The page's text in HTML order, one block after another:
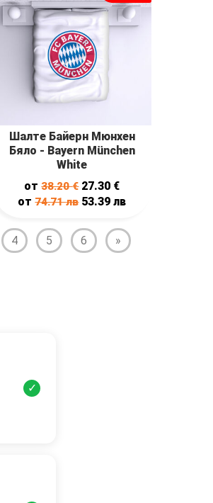
Шалте Байерн Мюнхен
Бяло - Bayern München
White
от38.20€ 27.30 €
от74.71лв 53.39лв
4 5 6 »
✓